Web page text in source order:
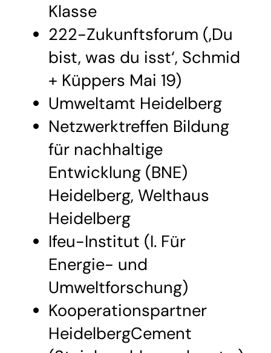
Klasse
222-Zukunftsforum (‚Du
bist, was du isst‘, Schmid
+ Küppers Mai 19)
Umweltamt Heidelberg
Netzwerktreffen Bildung
für nachhaltige
Entwicklung (BNE)
Heidelberg, Welthaus
Heidelberg
Ifeu-Institut (I. Für
Energie- und
Umweltforschung)
Kooperationspartner
HeidelbergCement